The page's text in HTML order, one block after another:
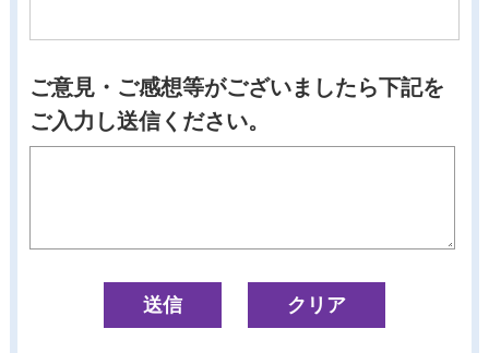
ご意見・ご感想等がございましたら下記を
ご入力し送信ください。